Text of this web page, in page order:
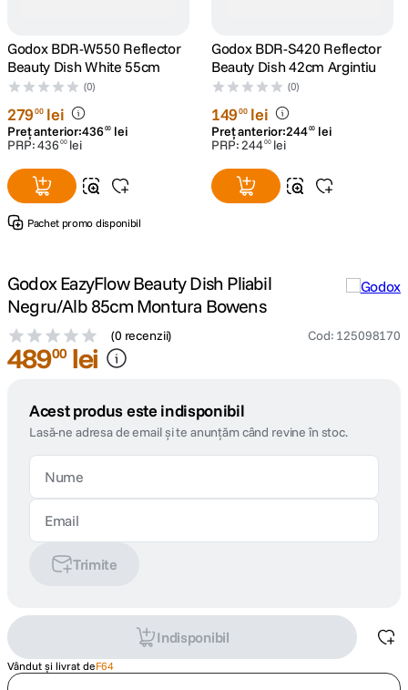
9 dji osmo
10 . insta 360
Godox BDR-W550 Reflector
Beauty Dish White 55cm
(0)
27900 lei
Preț anterior:43600 lei
PRP:436 00 lei
Pachet promo disponibil
Godox BDR-S420 Reflector
Beauty Dish 42cm Argintiu
(0)
14900 lei
Preț anterior:24400 lei
PRP:24400 lei
Godox EazyFlow Beauty Dish Pliabil
Negru/Alb 85cm Montura Bowens
(0 recenzii) Cod: 125098170
48900 lei
Acest produs este indisponibil
Lasă-ne adresa de email și te anunțăm când revine în stoc.
Trimite
Indisponibil
Vândut și livrat deF64